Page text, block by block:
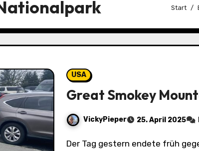
Start
USA
Great Smokey
VickyPieper 25. April 2025
Der Tag gestern endete früh gegen 21.00 Uhr bin ich schon